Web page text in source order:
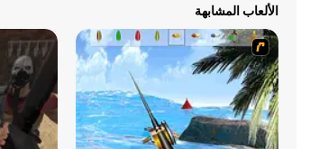
الألعاب المشابهة